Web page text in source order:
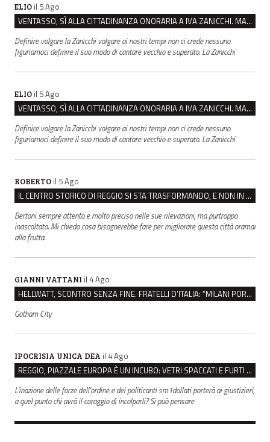
ELIO il 5 Ago
VENTASSO, SÌ ALLA CITTADINANZA ONORARIA A IVA ZANICCHI. MA BARGIACCHI: “È DI PESSIMO GUSTO”
Definire volgare la Zanicchi volgare ai nostri tempi non ci crede nessuno
figuriamoci definire il suo modo di cantare vecchio e superato. La Zanicchi
ELIO il 5 Ago
VENTASSO, SÌ ALLA CITTADINANZA ONORARIA A IVA ZANICCHI. MA BARGIACCHI: “È DI PESSIMO GUSTO”
Definire volgare la Zanicchi volgare ai nostri tempi non ci crede nessuno
figuriamoci definire il suo modo di cantare vecchio e superato. La Zanicchi
ROBERTO il 5 Ago
IL CENTRO STORICO DI REGGIO SI STA TRASFORMANDO, E NON IN MEGLIO
Bertoni sempre attento e molto preciso nelle sue rilevazioni, ma purtroppo
inascoltato. Mi chiedo cosa bisognerebbe fare per migliorare questa città oramai
alla frutta.
GIANNI VATTANI il 4 Ago
HELLWATT, SCONTRO SENZA FINE. FRATELLI D’ITALIA: “MILANI PORTA DOCUMENTI, DE FRANCO INSULTI”
Gotham City
IPOCRISIA UNICA DEA il 4 Ago
REGGIO, PIAZZALE EUROPA È UN INCUBO: VETRI SPACCATI E FURTI SULLE AUTO IN SOSTA
L'inazione delle forze dell'ordine e dei politicanti sm1dollati porterà ai giustizieri,
a quel punto chi avrà il coraggio di incolparli? Si può pensare